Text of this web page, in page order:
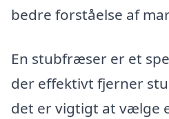
bedre forståelse af
En stubfræser er et
der effektivt fjerner
det er vigtigt at vælge